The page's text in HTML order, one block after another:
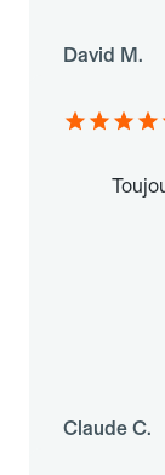
David M.
Claude C.